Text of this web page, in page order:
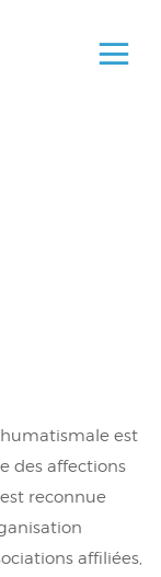
est
des affections
reconnue
affiliées,